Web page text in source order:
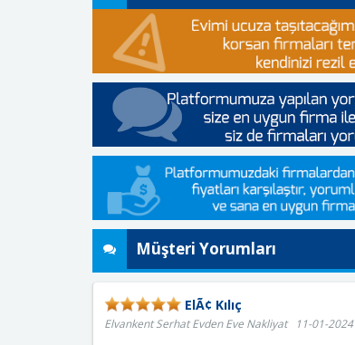
Müşteri Yorumları
ElÃ¢ Kılıç
Elvankent Serhat Evden Eve Nakliyat 11-01-2024